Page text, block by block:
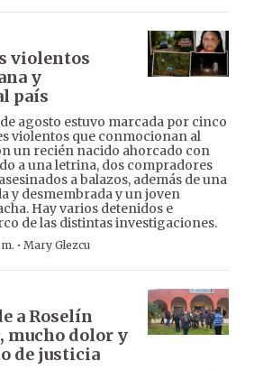
violentos
y
país
agosto estuvo marcada por cinco
violentos que conmocionan al
un recién nacido ahorcado con
a una letrina, dos compradores
a balazos, además de una
y desmembrada y un joven
Hay varios detenidos e
de las distintas investigaciones.
· Mary Glezcu
a Roselín
mucho dolor y
de justicia